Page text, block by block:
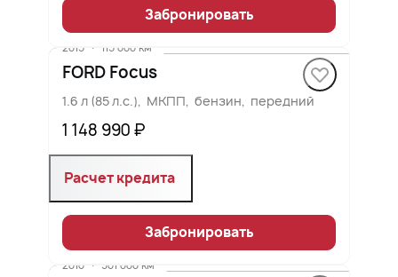
Забронировать
2015 · 115 000 км
FORD Focus
1.6 л (85 л.с.), МКПП, бензин, передний
1 148 990 ₽
Расчет кредита
Забронировать
2010 · 301 000 км